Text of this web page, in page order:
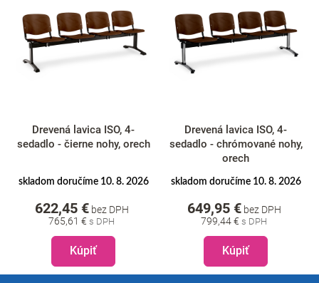
Drevená lavica ISO, 4-
sedadlo - čierne nohy, orech
skladom doručíme 10. 8. 2026
765,61 €
622,45 €bez DPH
Kúpiť
Drevená lavica ISO, 4-
sedadlo - chrómované nohy,
orech
skladom doručíme 10. 8. 2026
799,44 €
649,95 €bez DPH
Kúpiť